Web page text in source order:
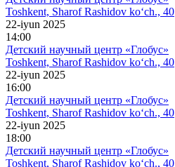
Toshkent, Sharof Rashidov ko‘ch., 40
22-iyun 2025
14:00
Детский научный центр «Глобус»
Toshkent, Sharof Rashidov ko‘ch., 40
22-iyun 2025
16:00
Детский научный центр «Глобус»
Toshkent, Sharof Rashidov ko‘ch., 40
22-iyun 2025
18:00
Детский научный центр «Глобус»
Toshkent, Sharof Rashidov ko‘ch., 40